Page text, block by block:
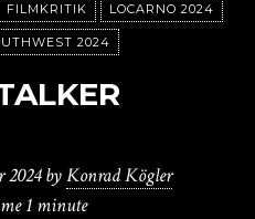
FILMKRITIK LOCARNO 2024
2024
2024 byKonrad Kögler
1 minute